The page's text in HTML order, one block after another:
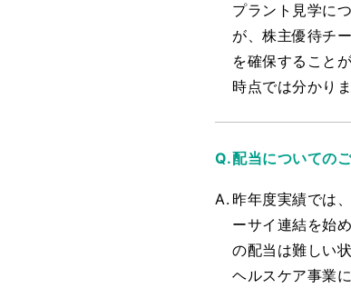
プラント見学に
が、株主優待チ
を確保すること
時点では分かり
配当についての
昨年度実績では
ーサイ連結を始
の配当は難しい状
ヘルスケア事業